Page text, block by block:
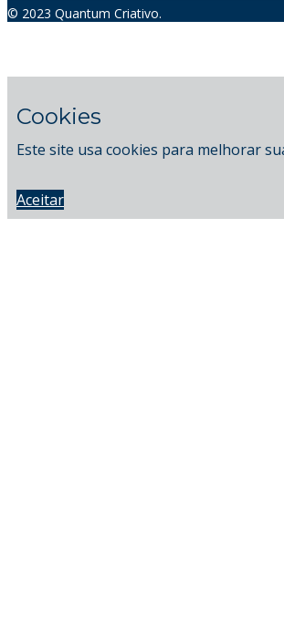
© 2023 Quantum Criativo.
Cookies
Este site usa cookies para melhorar
Aceitar